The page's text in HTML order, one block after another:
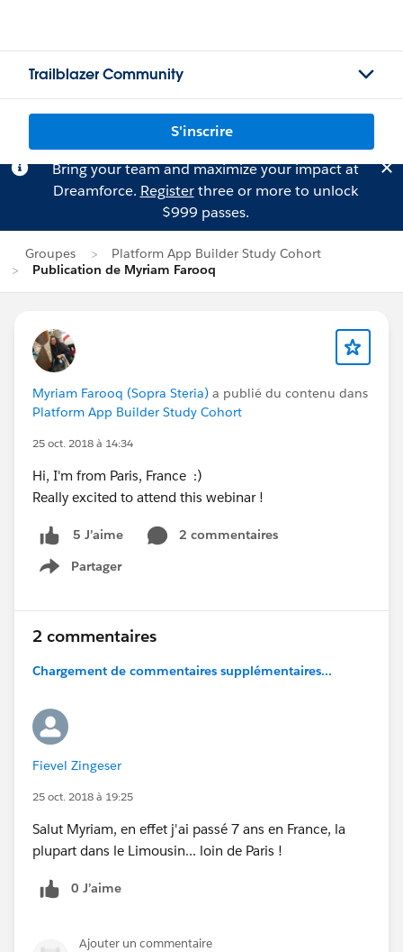
Trailblazer Community
S'inscrire
Bring your team and maximize your impact at
Dreamforce. Registerthree or more to unlock
$999 passes.
Groupes
Platform App Builder Study Cohort
Publication de Myriam Farooq
Myriam Farooq (Sopra Steria) a publié du contenu dans
Platform App Builder Study Cohort
25 oct. 2018 à 14:34
Hi, I'm from Paris, France :)
Really excited to attend this webinar !
5 J’aime
2 commentaires
Partager
Show menu
2 commentaires
Chargement de commentaires supplémentaires...
Fievel Zingeser
25 oct. 2018 à 19:25
Salut Myriam, en effet j'ai passé 7 ans en France, la
plupart dans le Limousin... loin de Paris !
0 J’aime
Ajouter un commentaire